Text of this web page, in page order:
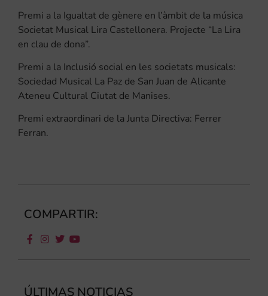
Premi a la Igualtat de gènere en l’àmbit de la música
Societat Musical Lira Castellonera. Projecte “La Lira
en clau de dona”.
Premi a la Inclusió social en les societats musicals:
Sociedad Musical La Paz de San Juan de Alicante
Ateneu Cultural Ciutat de Manises.
Premi extraordinari de la Junta Directiva: Ferrer
Ferran.
COMPARTIR:
ÚLTIMAS NOTICIAS